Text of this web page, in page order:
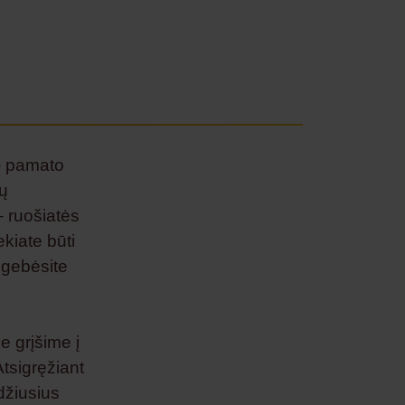
pamato
ruošiatės
būti
grįšime į